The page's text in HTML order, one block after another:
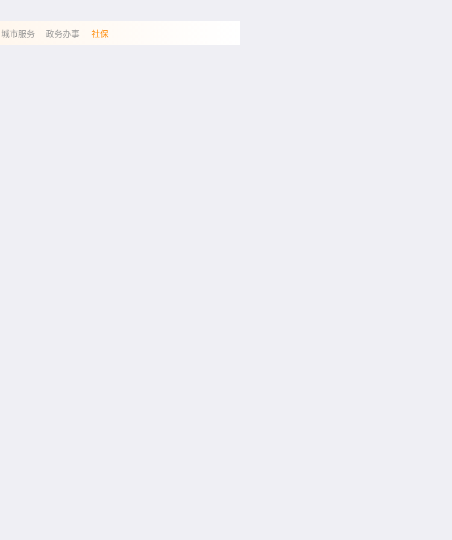
城市服务 政务办事 社保